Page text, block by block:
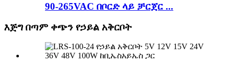
90-265VAC በቦርድ ላይ ቻርጀር ...
እጅግ በጣም ቀጭን የኃይል አቅርቦት